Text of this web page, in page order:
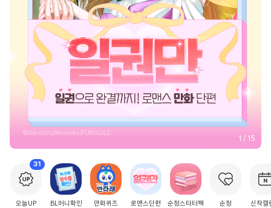
2 / 15
31
오늘UP BL머니확인 만화퀴즈 로맨스단편 순정스타터팩 순정 신작캘